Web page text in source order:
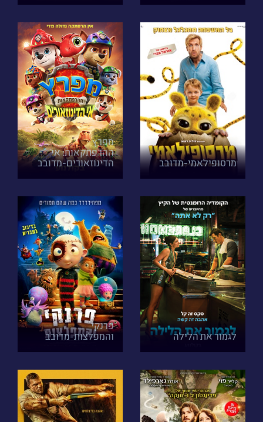
מרסופילאמי-מדובב
מפרץ
ההרפתקאות: אי
הדינוזאורים-מדובב
לגמור את הלילה
פרנקי
והמפלצות-מדובב